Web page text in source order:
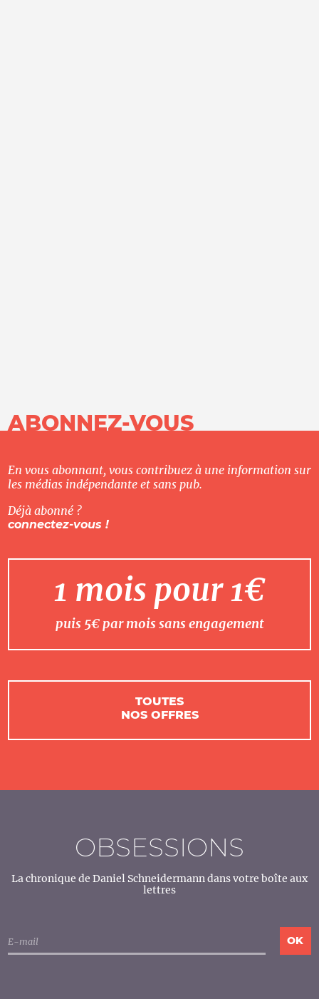
ABONNEZ-VOUS
En vous abonnant, vous contribuez à une information sur
les médias indépendante et sans pub.
Déjà abonné ?
connectez-vous !
1 mois pour 1€
puis 5€ par mois sans engagement
TOUTES
NOS OFFRES
OBSESSIONS
La chronique de Daniel Schneidermann dans votre boîte aux
lettres